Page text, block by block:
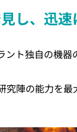
し、迅速
ト独自の機
陣の能力を